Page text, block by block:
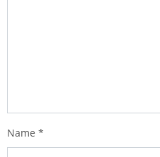
Name *